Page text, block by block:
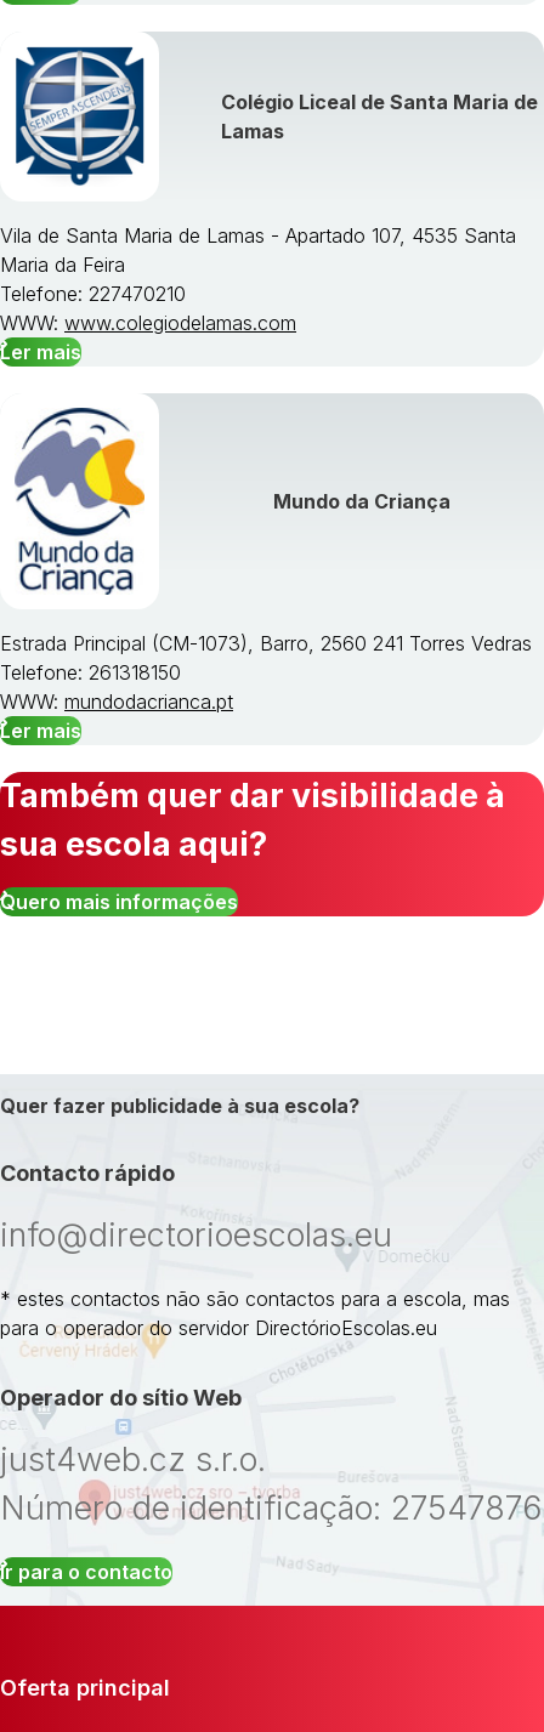
Colégio Liceal de Santa Maria de
Lamas
Vila de Santa Maria de Lamas - Apartado 107, 4535 Santa
Maria da Feira
Telefone: 227470210
WWW: www.colegiodelamas.com
Ler mais
Mundo da Criança
Estrada Principal (CM-1073), Barro, 2560 241 Torres Vedras
Telefone: 261318150
WWW: mundodacrianca.pt
Ler mais
Também quer dar visibilidade à
sua escola aqui?
Quero mais informações
Quer fazer publicidade à sua escola?
Contacto rápido
info@directorioescolas.eu
* estes contactos não são contactos para a escola, mas
para o operador do servidor DirectórioEscolas.eu
Operador do sítio Web
just4web.cz s.r.o.
Número de identificação: 27547876
Ir para o contacto
Oferta principal